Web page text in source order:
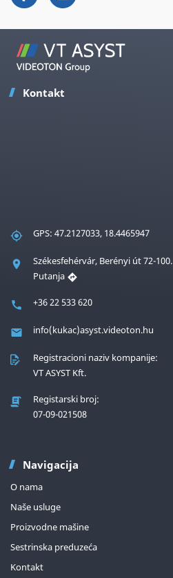
Kontakt
GPS: 47.2127033, 18.4465947
Székesfehérvár, Berényi út 72-100.
Putanja
+36 22 533 620
info(kukac)asyst.videoton.hu
Registracioni naziv kompanije:
VT ASYST Kft.
Registarski broj:
07-09-021508
Navigacija
O nama
Naše usluge
Proizvodne mašine
Sestrinska preduzeća
Kontakt